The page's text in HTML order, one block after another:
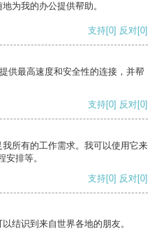
为我的办公提供帮助。
支持[0] 反对[0]
供最高速度和安全性的连接，并帮
支持[0] 反对[0]
所有的工作需求。我可以使用它来
排等。
支持[0] 反对[0]
结识到来自世界各地的朋友。